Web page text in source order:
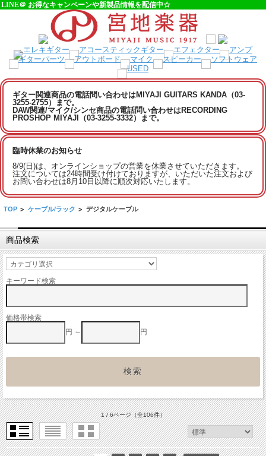
LINE＠ お得なキャンペーンや新製品情報を配信中☆
ギター関連商品の電話問い合わせはMIYAJI GUITARS KANDA（03-
3255-2755）まで。
DAW関連/マイク/シンセ商品の電話問い合わせはRECORDING
PROSHOP MIYAJI（03-3255-3332）まで。
臨時休業のお知らせ
8/9(日)は、オンラインショップの営業を休業させていただきます。
注文については24時間受け付けておりますが、いただいた注文および
お問い合わせは8月10日以降に順次対応いたします。
TOP > ケーブル/ラック > デジタルケーブル
商品検索
キーワード検索
価格帯検索
円 ～
円
1 / 6ページ（全106件）